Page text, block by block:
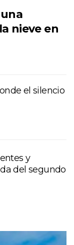
nieve en
el silencio
y
del segundo